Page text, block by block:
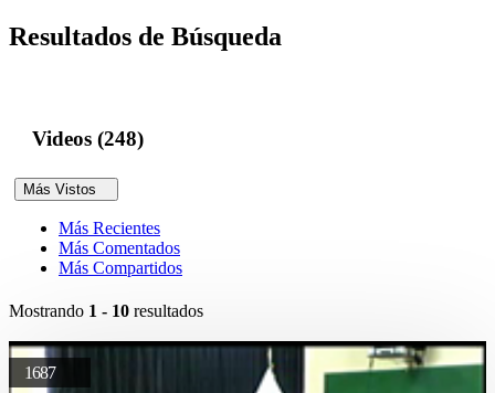
Resultados de Búsqueda
Videos (248)
Más Vistos
Más Recientes
Más Comentados
Más Compartidos
Mostrando 1 - 10 resultados
1687